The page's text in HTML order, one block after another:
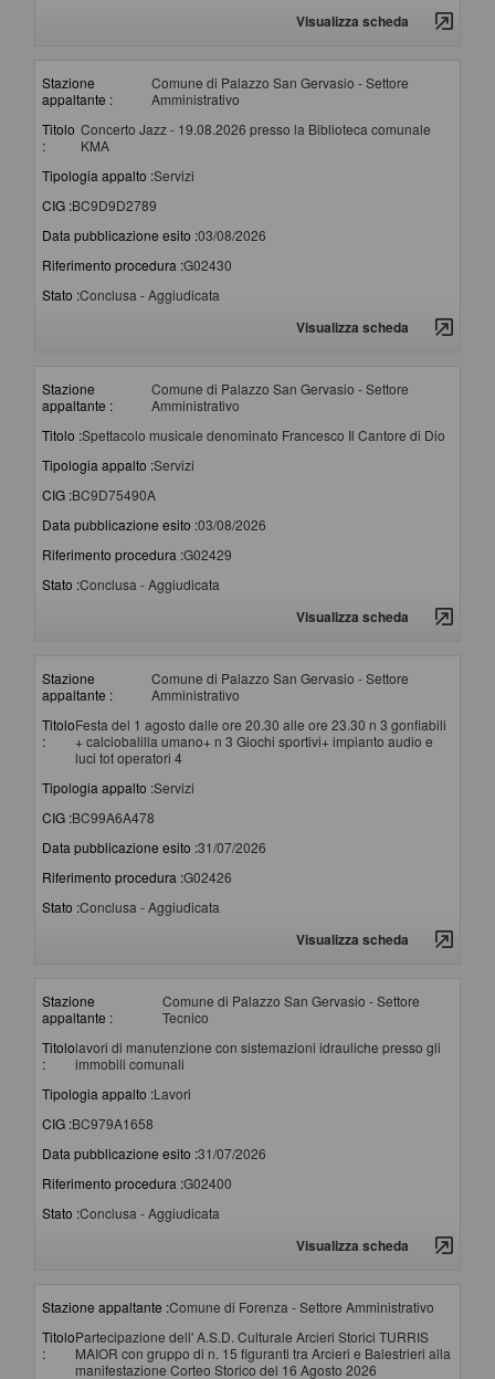
Visualizza scheda
Stazione
appaltante :
Comune di Palazzo San Gervasio - Settore
Amministrativo
Titolo
:
Concerto Jazz - 19.08.2026 presso la Biblioteca comunale
KMA
Tipologia appalto :Servizi
CIG :BC9D9D2789
Data pubblicazione esito :03/08/2026
Riferimento procedura :G02430
Stato :Conclusa - Aggiudicata
Visualizza scheda
Stazione
appaltante :
Comune di Palazzo San Gervasio - Settore
Amministrativo
Titolo :Spettacolo musicale denominato Francesco Il Cantore di Dio
Tipologia appalto :Servizi
CIG :BC9D75490A
Data pubblicazione esito :03/08/2026
Riferimento procedura :G02429
Stato :Conclusa - Aggiudicata
Visualizza scheda
Stazione
appaltante :
Comune di Palazzo San Gervasio - Settore
Amministrativo
Titolo
:
Festa del 1 agosto dalle ore 20.30 alle ore 23.30 n 3 gonfiabili
+ calciobalilla umano+ n 3 Giochi sportivi+ impianto audio e
luci tot operatori 4
Tipologia appalto :Servizi
CIG :BC99A6A478
Data pubblicazione esito :31/07/2026
Riferimento procedura :G02426
Stato :Conclusa - Aggiudicata
Visualizza scheda
Stazione
appaltante :
Comune di Palazzo San Gervasio - Settore
Tecnico
Titolo
:
lavori di manutenzione con sistemazioni idrauliche presso gli
immobili comunali
Tipologia appalto :Lavori
CIG :BC979A1658
Data pubblicazione esito :31/07/2026
Riferimento procedura :G02400
Stato :Conclusa - Aggiudicata
Visualizza scheda
Stazione appaltante :Comune di Forenza - Settore Amministrativo
Titolo
:
Partecipazione dell' A.S.D. Culturale Arcieri Storici TURRIS
MAIOR con gruppo di n. 15 figuranti tra Arcieri e Balestrieri alla
manifestazione Corteo Storico del 16 Agosto 2026